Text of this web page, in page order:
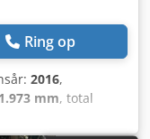
Ring op
2016,
1.973 mm, total